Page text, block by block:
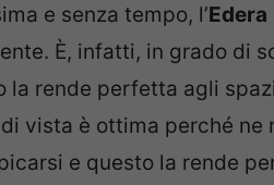
e senza tempo, l’Edera
È, infatti, in grado di
la rende perfetta agli
vista è ottima perché ne
e questo la rende